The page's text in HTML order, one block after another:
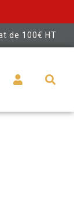
de 100€ HT